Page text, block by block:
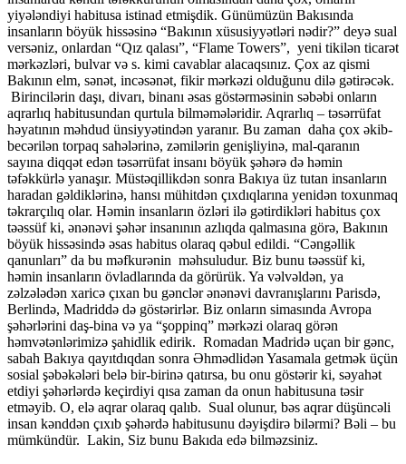
yiyələndiyi habitusa istinad etmişdik. Günümüzün Bakısında
insanların böyük hissəsinə “Bakının xüsusiyyətləri nədir?” deyə sual
versəniz, onlardan “Qız qalası”, “Flame Towers”, yeni tikilən ticarət
mərkəzləri, bulvar və s. kimi cavablar alacaqsınız. Çox az qismi
Bakının elm, sənət, incəsənət, fikir mərkəzi olduğunu dilə gətirəcək.
Birincilərin daşı, divarı, binanı əsas göstərməsinin səbəbi onların
aqrarlıq habitusundan qurtula bilməmələridir. Aqrarlıq – təsərrüfat
həyatının məhdud ünsiyyətindən yaranır. Bu zaman daha çox əkib-
becərilən torpaq sahələrinə, zəmilərin genişliyinə, mal-qaranın
sayına diqqət edən təsərrüfat insanı böyük şəhərə də həmin
təfəkkürlə yanaşır. Müstəqillikdən sonra Bakıya üz tutan insanların
haradan gəldiklərinə, hansı mühitdən çıxdıqlarına yenidən toxunmaq
təkrarçılıq olar. Həmin insanların özləri ilə gətirdikləri habitus çox
təəssüf ki, ənənəvi şəhər insanının azlıqda qalmasına görə, Bakının
böyük hissəsində əsas habitus olaraq qəbul edildi. “Cəngəllik
qanunları” da bu məfkurənin məhsuludur. Biz bunu təəssüf ki,
həmin insanların övladlarında da görürük. Ya vəlvəldən, ya
zəlzələdən xaricə çıxan bu gənclər ənənəvi davranışlarını Parisdə,
Berlində, Madriddə də göstərirlər. Biz onların simasında Avropa
şəhərlərini daş-bina və ya “şoppinq” mərkəzi olaraq görən
həmvətənlərimizə şahidlik edirik. Romadan Madridə uçan bir gənc,
sabah Bakıya qayıtdıqdan sonra Əhmədlidən Yasamala getmək üçün
sosial şəbəkələri belə bir-birinə qatırsa, bu onu göstərir ki, səyahət
etdiyi şəhərlərdə keçirdiyi qısa zaman da onun habitusuna təsir
etməyib. O, elə aqrar olaraq qalıb. Sual olunur, bəs aqrar düşüncəli
insan kənddən çıxıb şəhərdə habitusunu dəyişdirə bilərmi? Bəli – bu
mümkündür. Lakin, Siz bunu Bakıda edə bilməzsiniz.